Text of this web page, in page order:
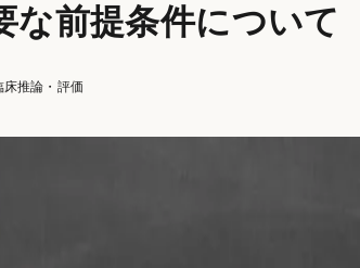
な前提条件について
床推論・評価